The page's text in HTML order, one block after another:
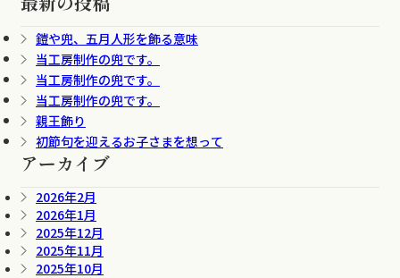
鎧や兜、五月人形を飾る意味
当工房制作の兜です。
当工房制作の兜です。
当工房制作の兜です。
親王飾り
初節句を迎えるお子さまを想って
アーカイブ
2026年2月
2026年1月
2025年12月
2025年11月
2025年10月